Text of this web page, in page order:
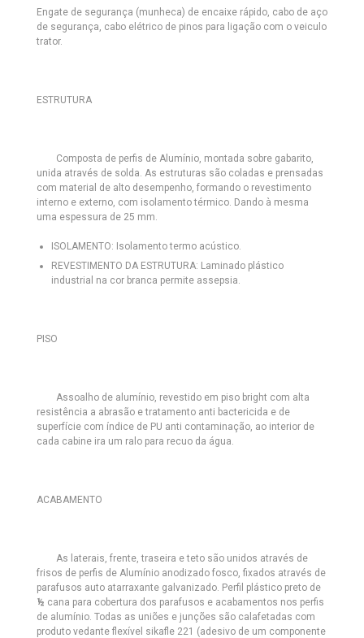
Engate de segurança (munheca) de encaixe rápido, cabo de aço
de segurança, cabo elétrico de pinos para ligação com o veiculo
trator.
ESTRUTURA
Composta de perfis de Alumínio, montada sobre gabarito,
unida através de solda. As estruturas são coladas e prensadas
com material de alto desempenho, formando o revestimento
interno e externo, com isolamento térmico. Dando à mesma
uma espessura de 25 mm.
ISOLAMENTO: Isolamento termo acústico.
REVESTIMENTO DA ESTRUTURA: Laminado plástico
industrial na cor branca permite assepsia.
PISO
Assoalho de alumínio, revestido em piso bright com alta
resistência a abrasão e tratamento anti bactericida e de
superfície com índice de PU anti contaminação, ao interior de
cada cabine ira um ralo para recuo da água.
ACABAMENTO
As laterais, frente, traseira e teto são unidos através de
frisos de perfis de Alumínio anodizado fosco, fixados através de
parafusos auto atarraxante galvanizado. Perfil plástico preto de
½ cana para cobertura dos parafusos e acabamentos nos perfis
de alumínio. Todas as uniões e junções são calafetadas com
produto vedante flexível sikafle 221 (adesivo de um componente